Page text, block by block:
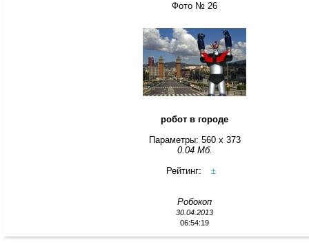
Фото № 26
робот в городе
Параметры: 560 x 373
0.04 Мб.
Рейтинг:
±
Робокоп
30.04.2013
06:54:19